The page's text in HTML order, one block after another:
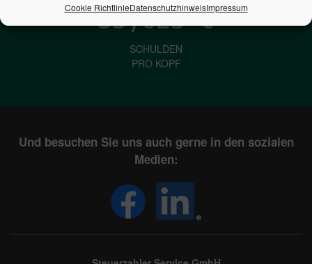
Cookie RichtlinieDatenschutzhinweisImpressum
33,623€
SCHULDEN
PRO KOPF
Und besuchen Sie uns auch gerne in den sozialen
Medien: